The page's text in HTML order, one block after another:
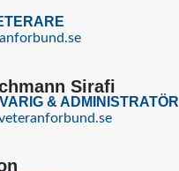
Sirafi
& ADMINISTRATÖR